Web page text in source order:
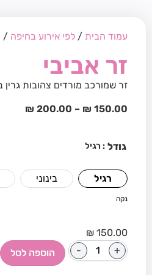
עמוד הבית / לפי אירוע בחיפה /
זר אביבי
זר שמורכב מורדים צהובות גרין
₪ 150.00
–
₪ 200.00
גודל : רגיל
רגיל בינוני
נקה
₪ 150.00
-
+ הוספה לסל